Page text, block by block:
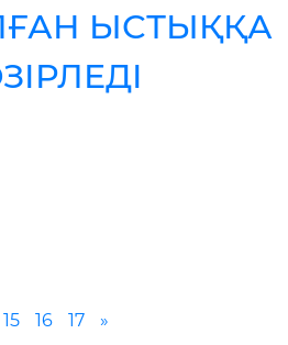
ЫСТЫҚҚА
15 16 17 »